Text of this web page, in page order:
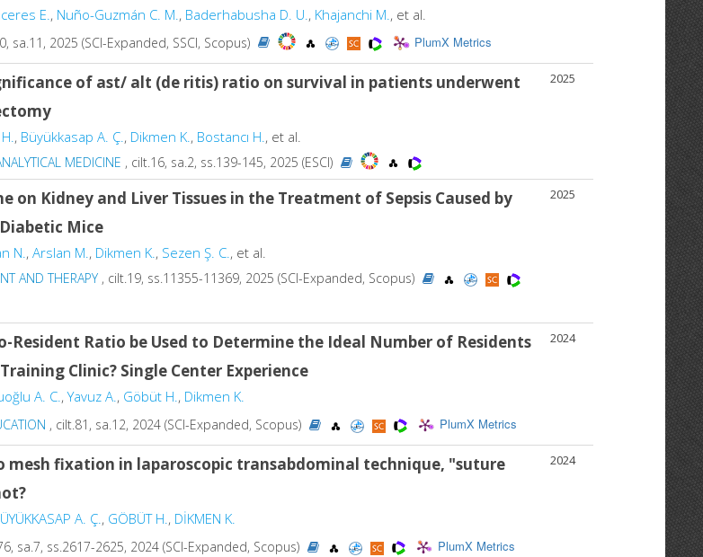
E. , Nuño-Guzmán C. M. , Baderhabusha D. U. , Khajanchi M. , et al.
sa.11, 2025 (SCI-Expanded, SSCI, Scopus) PlumX Metrics
2025
of ast/ alt (de ritis) ratio on survival in patients underwent
, Büyükkasap A. Ç. , Dikmen K. , Bostancı H. , et al.
MEDICINE , cilt.16, sa.2, ss.139-145, 2025 (ESCI)
2025
on Kidney and Liver Tissues in the Treatment of Sepsis Caused by
Mice
N., Arslan M., Dikmen K., Sezen Ş. C., et al.
AND THERAPY , cilt.19, ss.11355-11369, 2025 (SCI-Expanded, Scopus)
2024
Resident Ratio be Used to Determine the Ideal Number of Residents
Clinic? Single Center Experience
A. C.,Yavuz A., Göbüt H., Dikmen K.
, cilt.81, sa.12, 2024 (SCI-Expanded, Scopus) PlumX Metrics
2024
mesh fixation in laparoscopic transabdominal technique, "suture
A. Ç., GÖBÜT H., DİKMEN K.
sa.7, ss.2617-2625, 2024 (SCI-Expanded, Scopus) PlumX Metrics